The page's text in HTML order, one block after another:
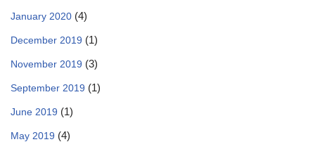
January 2020 (4)
December 2019 (1)
November 2019 (3)
September 2019 (1)
June 2019 (1)
May 2019 (4)